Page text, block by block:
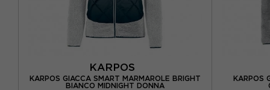
KARPOS
KARPOS GIACCA SMART MARMAROLE BRIGHT
BIANCO MIDNIGHT DONNA
KARPOS